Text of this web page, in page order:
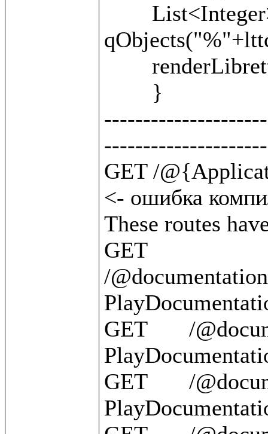
GET /
<- ошибка
These routes
GET
/
GET       /
GET       /